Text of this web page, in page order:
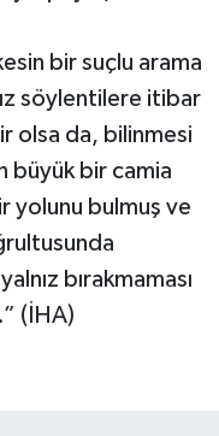
bir suçlu arama
söylentilere itibar
olsa da, bilinmesi
büyük bir camia
yolunu bulmuş ve
bırakmaması
(İHA)